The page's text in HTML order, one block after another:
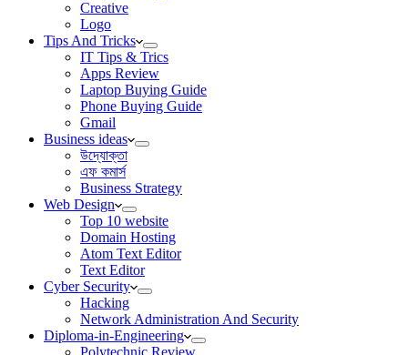
Creative
Logo
Tips And Tricks
IT Tips & Trics
Apps Review
Laptop Buying Guide
Phone Buying Guide
Gmail
Business ideas
উদ্যোক্তা
এফ কমার্স
Business Strategy
Web Design
Top 10 website
Domain Hosting
Atom Text Editor
Text Editor
Cyber Security
Hacking
Network Administration And Security
Diploma-in-Engineering
Polytechnic Review